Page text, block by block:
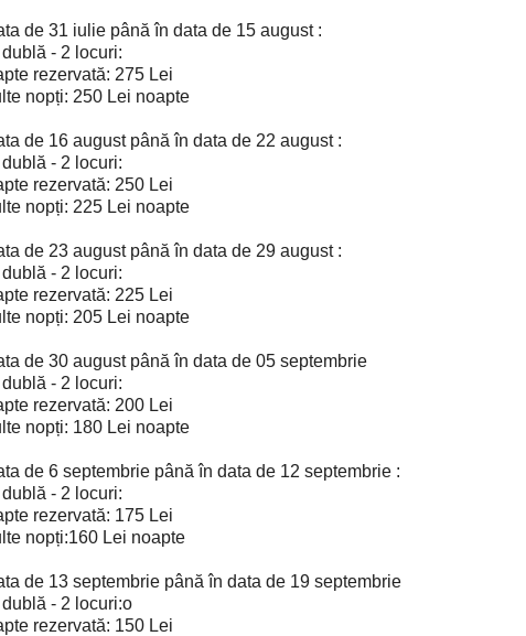
de 31 iulie până în data de 15 august :
- 2 locuri:
rezervată: 275 Lei
nopți: 250 Lei noapte
de 16 august până în data de 22 august :
- 2 locuri:
rezervată: 250 Lei
nopți: 225 Lei noapte
de 23 august până în data de 29 august :
- 2 locuri:
rezervată: 225 Lei
nopți: 205 Lei noapte
de 30 august până în data de 05 septembrie
- 2 locuri:
rezervată: 200 Lei
nopți: 180 Lei noapte
de 6 septembrie până în data de 12 septembrie :
- 2 locuri:
rezervată: 175 Lei
nopți:160 Lei noapte
de 13 septembrie până în data de 19 septembrie
- 2 locuri:o
rezervată: 150 Lei